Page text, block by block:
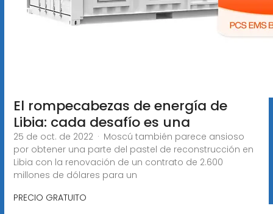
El rompecabezas de energía de
Libia: cada desafío es una
25 de oct. de 2022 · Moscú también parece ansioso
por obtener una parte del pastel de reconstrucción en
Libia con la renovación de un contrato de 2.600
millones de dólares para un
PRECIO GRATUITO